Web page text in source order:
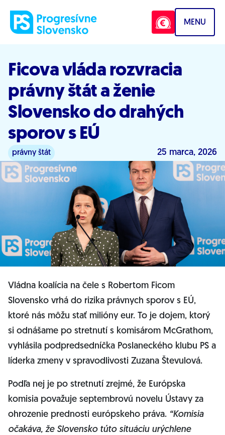
MENU
Ficova vláda rozvracia
právny štát a ženie
Slovensko do drahých
sporov s EÚ
právny štát 25 marca, 2026
Vládna koalícia na čele s Robertom Ficom
Slovensko vrhá do rizika právnych sporov s EÚ,
ktoré nás môžu stať milióny eur. To je dojem, ktorý
si odnášame po stretnutí s komisárom McGrathom,
vyhlásila podpredsedníčka Poslaneckého klubu PS a
líderka zmeny v spravodlivosti Zuzana Števulová.
Podľa nej je po stretnutí zrejmé, že Európska
komisia považuje septembrovú novelu Ústavy za
ohrozenie prednosti európskeho práva. “Komisia
očakáva, že Slovensko túto situáciu urýchlene